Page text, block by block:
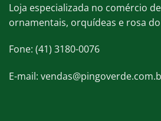
Loja especializada no comércio
ornamentais, orquídeas e rosa
Fone: (41) 3180-0076
E-mail: